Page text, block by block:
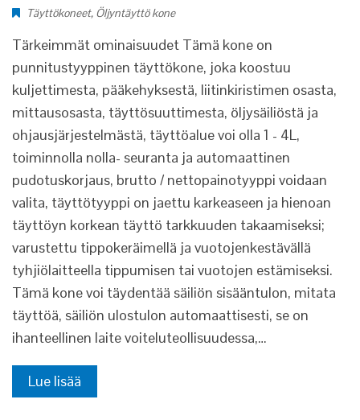
Täyttökoneet, Öljyntäyttö kone
Tärkeimmät ominaisuudet Tämä kone on
punnitustyyppinen täyttökone, joka koostuu
kuljettimesta, pääkehyksestä, liitinkiristimen osasta,
mittausosasta, täyttösuuttimesta, öljysäiliöstä ja
ohjausjärjestelmästä, täyttöalue voi olla 1 - 4L,
toiminnolla nolla- seuranta ja automaattinen
pudotuskorjaus, brutto / nettopainotyyppi voidaan
valita, täyttötyyppi on jaettu karkeaseen ja hienoan
täyttöyn korkean täyttö tarkkuuden takaamiseksi;
varustettu tippokeräimellä ja vuotojenkestävällä
tyhjiölaitteella tippumisen tai vuotojen estämiseksi.
Tämä kone voi täydentää säiliön sisääntulon, mitata
täyttöä, säiliön ulostulon automaattisesti, se on
ihanteellinen laite voiteluteollisuudessa,…
Lue lisää